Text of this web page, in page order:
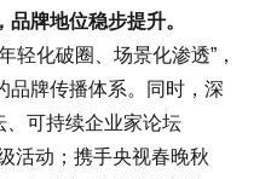
牌地位稳步提升。
化破圈、场景化渗透”，
品牌传播体系。同时，深
、可持续企业家论坛
活动；携手央视春晚秋